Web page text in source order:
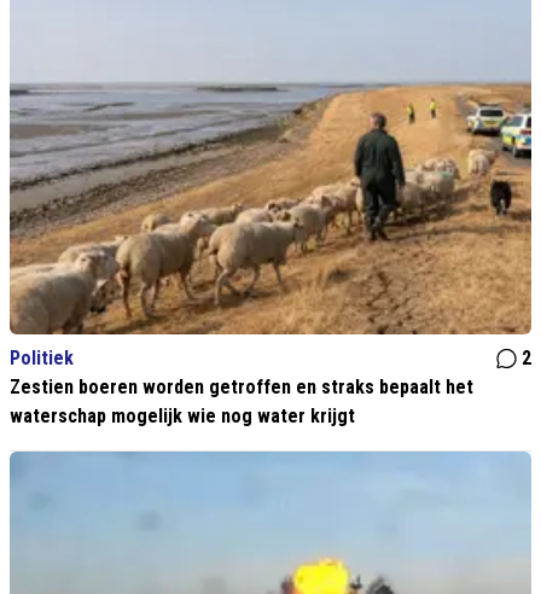
Politiek
2
Zestien boeren worden getroffen en straks bepaalt het
waterschap mogelijk wie nog water krijgt